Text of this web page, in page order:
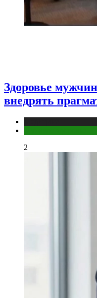
Здоровье
внедрять
2